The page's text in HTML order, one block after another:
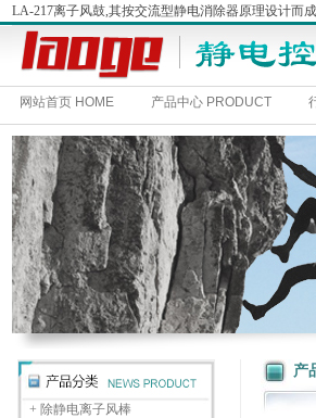
LA-217离子风鼓,其按交流型静电消除器原理设计而
网站首页 HOME 产品中心 PRODUCT
+ 除静电离子风棒
产